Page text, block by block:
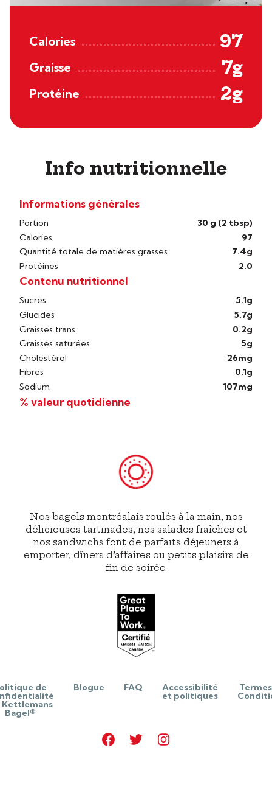
Calories 97
Graisse 7g
Protéine 2g
Info nutritionnelle
Informations générales
Portion
30 g (2 tbsp)
Calories
97
Quantité totale de matières grasses
7.4g
Protéines
2.0
Contenu nutritionnel
Sucres
5.1g
Glucides
5.7g
Graisses trans
0.2g
Graisses saturées
5g
Cholestérol
26mg
Fibres
0.1g
Sodium
107mg
% valeur quotidienne
Nos bagels montréalais roulés à la main, nos
délicieuses tartinades, nos salades fraîches et
nos sandwichs font de parfaits déjeuners à
emporter, dîners d’affaires ou petits plaisirs de
fin de soirée.
de
Kettlemans
Bagel®
Blogue FAQ Accessibilité
et politiques